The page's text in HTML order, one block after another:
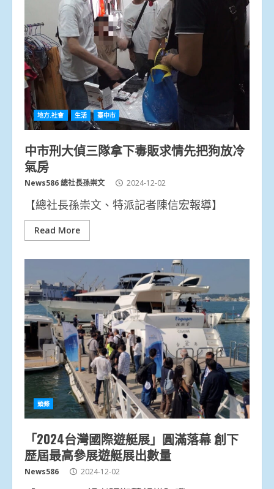
地方.社會 生活 臺中市
中市刑大偵三隊拿下毒販求情先把狗放冷
氣房
News586 總社長孫崇文 2024-12-02
【總社長孫崇文、特派記者陳信宏報導】
Read More
頭條
「2024台灣國際遊艇展」圓滿落幕 創下
歷屆最高參展遊艇展出數量
News586 2024-12-02